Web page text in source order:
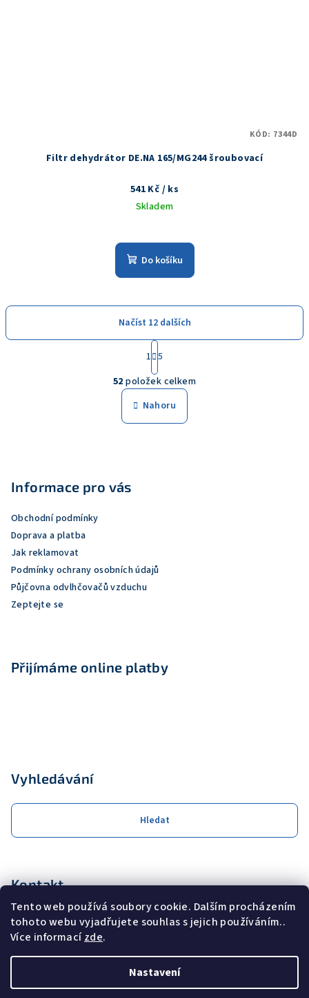
Tento web používá soubory cookie. Dalším procházením
tohoto webu vyjadřujete souhlas s jejich používáním..
Více informacízde.
Nastavení
Filtr dehydrátor DE.NA 165/MG244 šroubovací
541 Kč / ks
Skladem
Do košíku
KÓD: 7344D
O
v
l
y
v
Načíst 12 dalších
S
t
r
á
n
k
o
1 5
52 položek celkem
Nahoru
Informace pro vás
Obchodní podmínky
Doprava a platba
Jak reklamovat
Podmínky ochrany osobních údajů
Půjčovna odvlhčovačů vzduchu
Zeptejte se
Přijímáme online platby
Vyhledávání
Hledat
Kontakt
obchod
coolservis.cz
+420608231000